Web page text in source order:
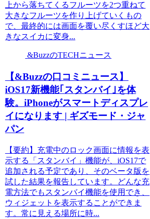
上から落ちてくるフルーツを2つ重ねて
大きなフルーツを作り上げていくもの
で、最終的には画面を覆い尽くすほど大
きなスイカに変身...
&BuzzのTECHニュース
【&Buzzの口コミニュース】
iOS17新機能｢スタンバイ｣を体
験。iPhoneがスマートディスプレ
イになります | ギズモード・ジャ
パン
【要約】充電中のロック画面に情報を表
示する「スタンバイ」機能が、iOS17で
追加される予定であり、そのベータ版を
試した結果を報告しています。どんな充
電方法でもスタンバイ機能を使用でき、
ウィジェットを表示することができま
す。常に見える場所に時...